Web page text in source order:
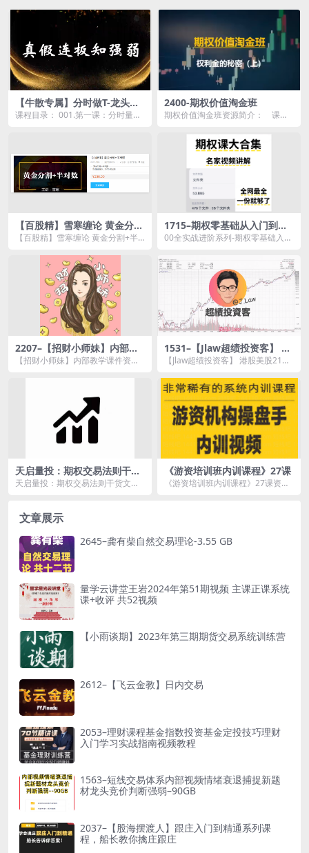
【牛散专属】分时做T-龙头起
爆技法
课程目录： 001.第一课：分时量价
2400-期权价值淘金班
期权价值淘金班资源简介： 课程
【百股精】雪寒缠论 黄金分割
+半对数 4集
【百股精】雪寒缠论 黄金分割+半
1715–期权零基础从入门到精
通课程进阶实战交易技术理念
00全实战进阶系列-期权零基础入门
2207–【招财小师妹】内部教
学课件
【招财小师妹】内部教学课件资源
1531–【Jlaw超绩投资客】 港
股美股21天培训交易者课程
【Jlaw超绩投资客】 港股美股21天
天启量投：期权交易法则干货
文档
天启量投：期权交易法则干货文档
《游资培训班内训课程》27课
《游资培训班内训课程》27课资源
文章展示
2645–龚有柴自然交易理论-3.55 GB
量学云讲堂王岩2024年第51期视频 主课正课系统
课+收评 共52视频
【小雨谈期】2023年第三期期货交易系统训练营
2612–【飞云金教】日内交易
2053–理财课程基金指数投资基金定投技巧理财
入门学习实战指南视频教程
1563–短线交易体系内部视频情绪衰退捕捉新题
材龙头竞价判断强弱–90GB
2037–【股海摆渡人】跟庄入门到精通系列课
程，船长教你擒庄跟庄